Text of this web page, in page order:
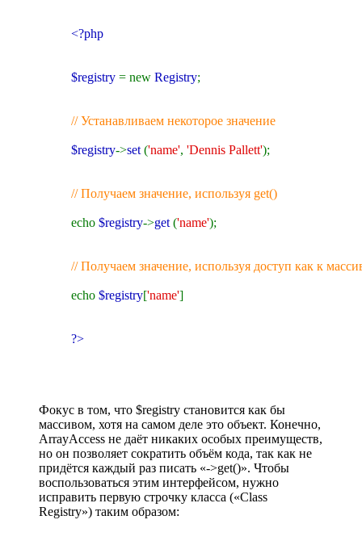
<?php
$registry = new Registry;
// Устанавливаем некоторое значение
$registry->set ('name', 'Dennis Pallett');
// Получаем значение, используя get()
echo $registry->get ('name');
// Получаем значение, используя доступ как к
echo $registry['name']
?>
Фокус в том, что $registry становится как бы
массивом, хотя на самом деле это объект. Конечно,
ArrayAccess не даёт никаких особых преимуществ,
но он позволяет сократить объём кода, так как не
придётся каждый раз писать «->get()». Чтобы
воспользоваться этим интерфейсом, нужно
исправить первую строчку класса («Class
Registry») таким образом: